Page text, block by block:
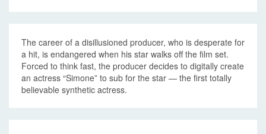
The career of a disillusioned producer, who is desperate for
a hit, is endangered when his star walks off the film set.
Forced to think fast, the producer decides to digitally create
an actress “Simone” to sub for the star — the first totally
believable synthetic actress.